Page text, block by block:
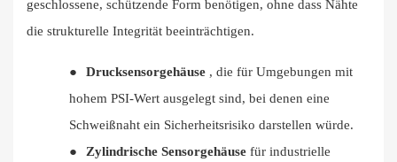
geschlossene, schützende Form benötigen, ohne dass Nähte
die strukturelle Integrität beeinträchtigen.
● Drucksensorgehäuse , die für Umgebungen mit
hohem PSI-Wert ausgelegt sind, bei denen eine
Schweißnaht ein Sicherheitsrisiko darstellen würde.
●
Zylindrische Sensorgehäuse für industrielle